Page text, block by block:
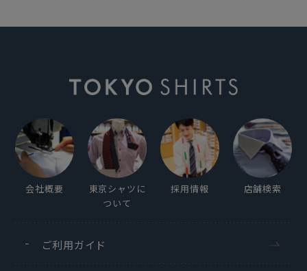
会社概要
東京シャツに
ついて
採用情報 店舗検索
ご利用ガイド